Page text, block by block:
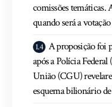
comissões temáticas.
quando será a
A proposição foi
após a Polícia
União (CGU)
esquema bilionário